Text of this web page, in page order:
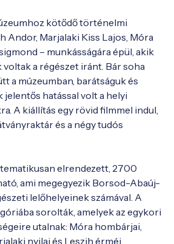
kötődő történelmi
Andor, Marjalaki Kiss Lajos, Móra
– munkásságára épül, akik
a régészet iránt. Bár soha
a múzeumban, barátságuk és
hatással volt a helyi
A kiállítás egy rövid filmmel indul,
és a négy tudós
elrendezett, 2700
ami megegyezik Borsod-Abaúj-
lelőhelyeinek számával. A
sorolták, amelyek az egykori
utalnak: Móra hombárjai,
nyilai és Leszih érméi